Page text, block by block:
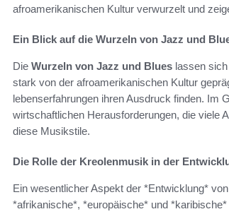
afroamerikanischen Kultur verwurzelt und
Ein Blick auf die Wurzeln von Jazz und
Die Wurzeln von Jazz und Blues lassen
stark von der afroamerikanischen Kultur
lebenserfahrungen ihren Ausdruck finden. Im
wirtschaftlichen Herausforderungen, die viele
diese Musikstile.
Die Rolle der Kreolenmusik in der
Ein wesentlicher Aspekt der *Entwicklung* von
*afrikanische*, *europäische* und